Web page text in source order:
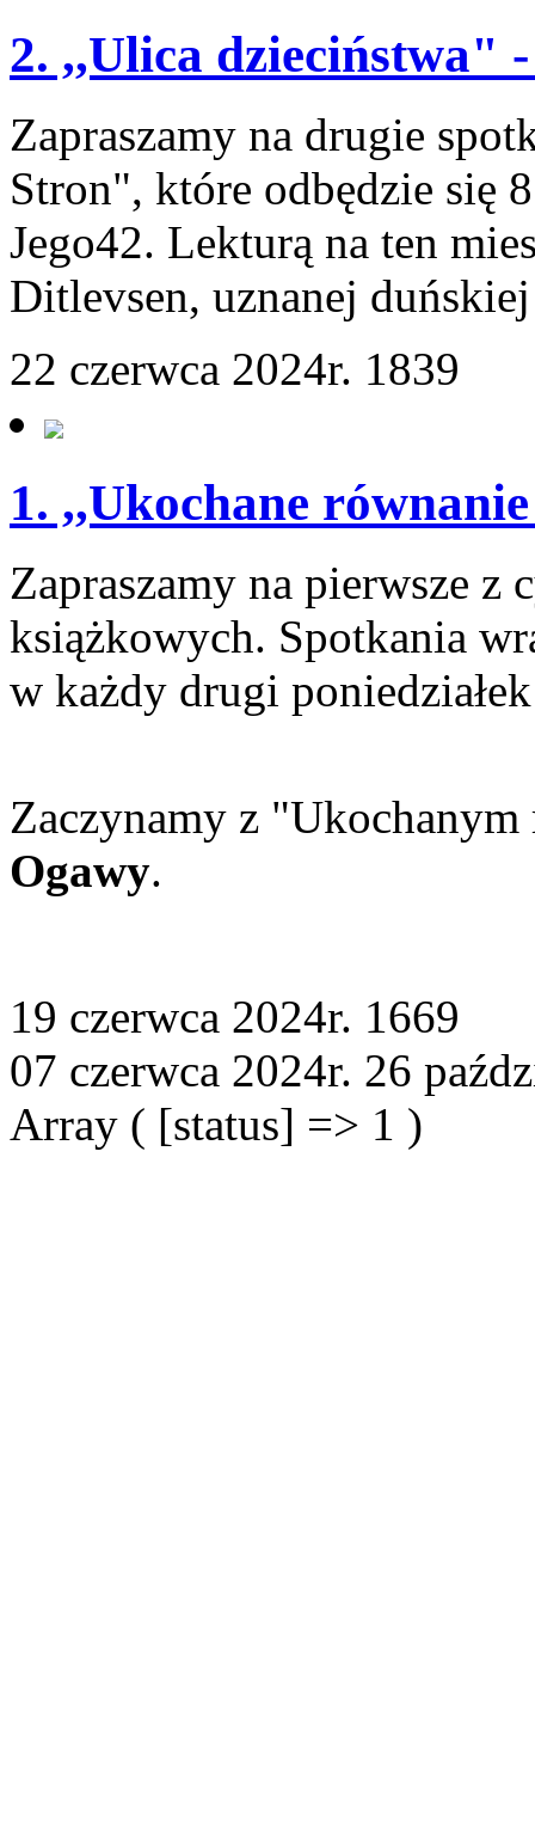
2. ,,Ulica dzieciństwa"
Zapraszamy na drugie
Stron", które odbędzie się
Jego42. Lekturą na ten
Ditlevsen, uznanej
22 czerwca 2024r. 1839
1. ,,Ukochane
Zapraszamy na pierwsze
książkowych. Spotkania
w każdy drugi
Zaczynamy z
Ogawy.
19 czerwca 2024r. 1669
07 czerwca 2024r. 26
Array ( [status] => 1 )